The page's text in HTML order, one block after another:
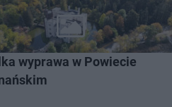
wyprawa w Powiecie